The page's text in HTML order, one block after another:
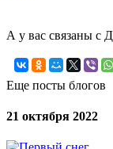
А у вас связаны с
Еще посты блогов
21 октября 2022